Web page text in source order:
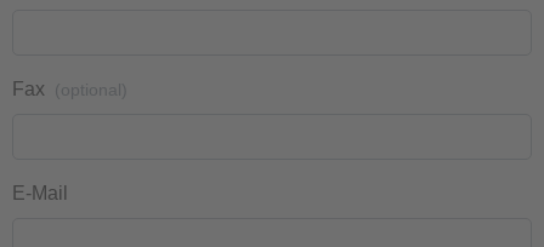
Fax (optional)
E-Mail